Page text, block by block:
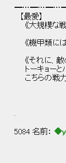
【最愛】
《大規模な戦
《機甲類には
《それに、敵
トーキョーと
こちらの戦力
5084 名前：